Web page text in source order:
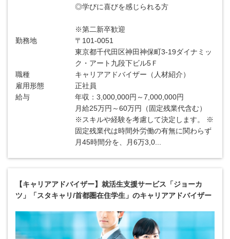
◎学びに喜びを感じられる方
※第二新卒歓迎
勤務地
〒101-0051
東京都千代田区神田神保町3-19ダイナミッ
ク・アート九段下ビル5Ｆ
職種
キャリアアドバイザー（人材紹介）
雇用形態
正社員
給与
年収：3,000,000円～7,000,000円
月給25万円～60万円（固定残業代含む）
※スキルや経験を考慮して決定します。 ※
固定残業代は時間外労働の有無に関わらず
月45時間分を、月6万3,0...
【キャリアアドバイザー】就活生支援サービス「ジョーカ
ツ」「スタキャリ/首都圏在住学生」のキャリアアドバイザー